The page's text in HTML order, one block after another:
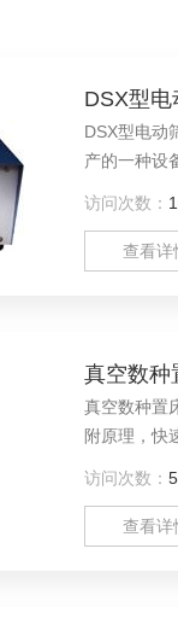
DSX型电
DSX型电动
产的一种设
访问次数：
查看详
真空数种
真空数种置
附原理，快
访问次数：
查看详